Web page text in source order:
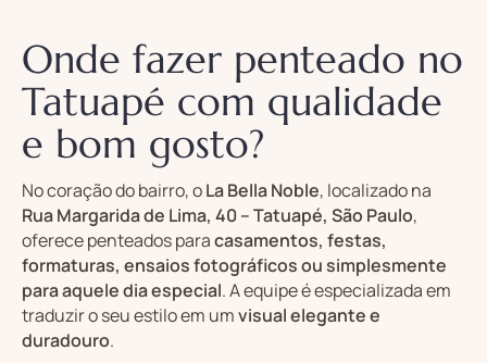
Onde fazer penteado no
Tatuapé com qualidade
e bom gosto?
No coração do bairro, oLa Bella Noble, localizado na
Rua Margarida de Lima, 40 – Tatuapé, São Paulo,
oferece penteados paracasamentos, festas,
formaturas, ensaios fotográficos ou simplesmente
para aquele dia especial. A equipe é especializada em
traduzir o seu estilo em umvisual elegante e
duradouro.